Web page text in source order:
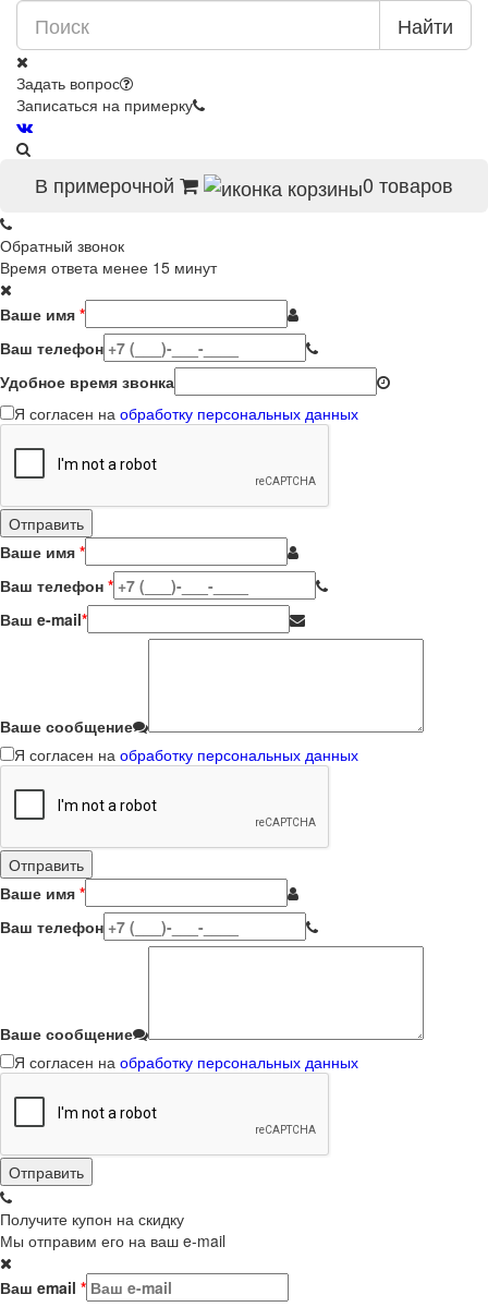
Найти
Задать вопрос
Записаться на примерку
В примерочной 0 товаров
Обратный звонок
Время ответа менее 15 минут
Ваше имя *
Ваш телефон
Удобное время звонка
Я согласен на обработку персональных данных
Ваше имя *
Ваш телефон *
Ваш e-mail*
Ваше сообщение
Я согласен на обработку персональных данных
Ваше имя *
Ваш телефон
Ваше сообщение
Я согласен на обработку персональных данных
Получите купон на скидку
Мы отправим его на ваш e-mail
Ваш email *